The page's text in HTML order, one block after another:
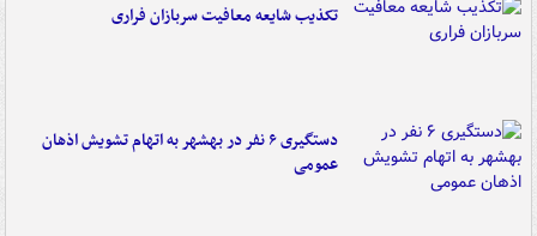
تکذیب شایعه معافیت سربازان فراری
دستگیری ۶ نفر در بهشهر به اتهام تشویش اذهان
عمومی